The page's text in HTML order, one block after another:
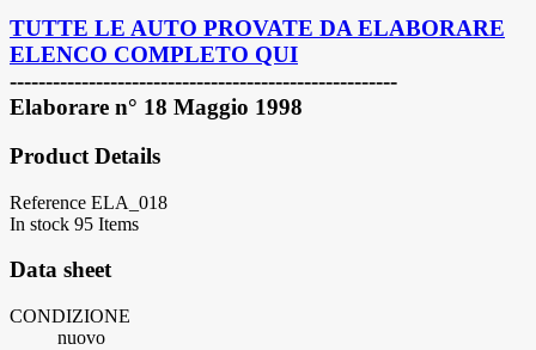
TUTTE LE AUTO PROVATE DA ELABORARE
ELENCO COMPLETO QUI
------------------------------------------------------
Elaborare n° 18 Maggio 1998
Product Details
Reference ELA_018
In stock 95 Items
Data sheet
CONDIZIONE
nuovo